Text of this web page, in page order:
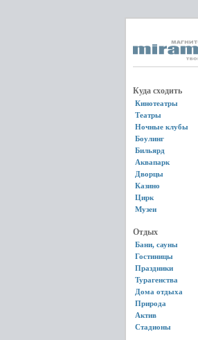
Куда сходить
Кинотеатры
Театры
Ночные клубы
Боулинг
Бильярд
Аквапарк
Дворцы
Казино
Цирк
Музеи
Отдых
Бани, сауны
Гостиницы
Праздники
Турагенства
Дома отдыха
Природа
Актив
Стадионы